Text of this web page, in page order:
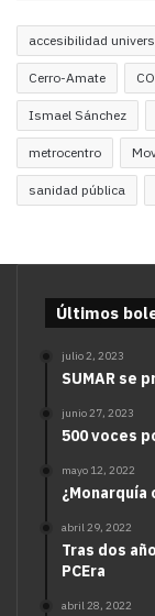
accesibilidad
Cerro-Amate
Ismael Sánchez
metrocentro
sanidad pública
Últimos
julio 2, 2023
SUMAR se
junio 27, 2023
500 voces
mayo 12, 2022
¿Monarquía
abril 29, 2022
Tras dos
PCEra
abril 28, 2022